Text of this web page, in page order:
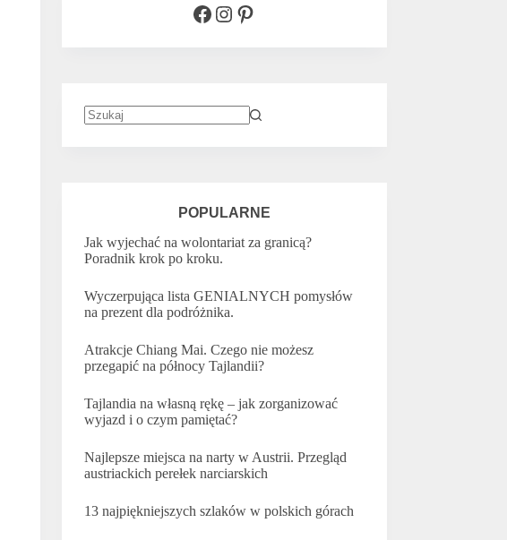
Facebook
Instagram
Pinterest
POPULARNE
Jak wyjechać na wolontariat za granicą?
Poradnik krok po kroku.
Wyczerpująca lista GENIALNYCH pomysłów
na prezent dla podróżnika.
Atrakcje Chiang Mai. Czego nie możesz
przegapić na północy Tajlandii?
Tajlandia na własną rękę – jak zorganizować
wyjazd i o czym pamiętać?
Najlepsze miejsca na narty w Austrii. Przegląd
austriackich perełek narciarskich
13 najpiękniejszych szlaków w polskich górach